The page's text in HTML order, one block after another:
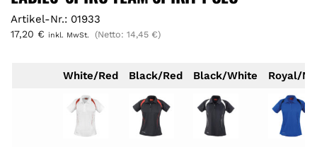
Artikel-Nr.: 01933
17,20 € inkl. MwSt. (Netto: 14,45 €)
White/Red Black/Red Black/White Royal/